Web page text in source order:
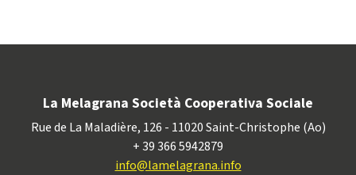
La Melagrana Società Cooperativa Sociale
Rue de La Maladière, 126 - 11020 Saint-Christophe (Ao)
+ 39 366 5942879
info@lamelagrana.info